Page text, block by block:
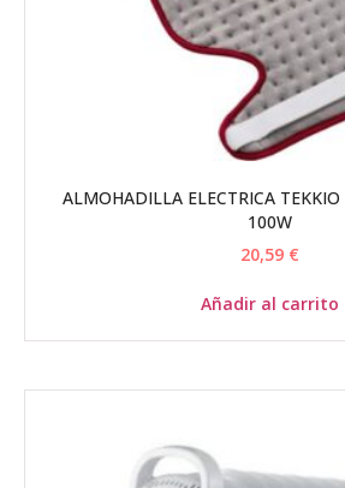
ALMOHADILLA ELECTRICA TEKKIO
100W
20,59 €
Añadir al carrito